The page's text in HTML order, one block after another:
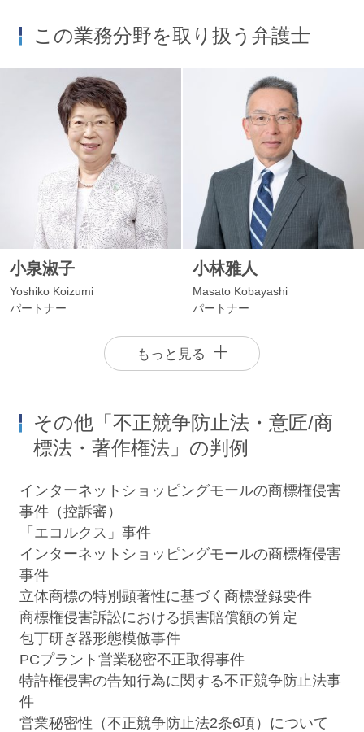
この業務分野を取り扱う弁護士
小泉淑子
Yoshiko Koizumi
パートナー
小林雅人
Masato Kobayashi
パートナー
東澤紀子
Noriko Higashizawa
パートナー
Yukihiro Fujimoto
もっと見る
その他「不正競争防止法・意匠/商
標法・著作権法」の判例
インターネットショッピングモールの商標権侵害
事件（控訴審）
「エコルクス」事件
インターネットショッピングモールの商標権侵害
事件
立体商標の特別顕著性に基づく商標登録要件
商標権侵害訴訟における損害賠償額の算定
包丁研ぎ器形態模倣事件
PCプラント営業秘密不正取得事件
特許権侵害の告知行為に関する不正競争防止法事
件
営業秘密性（不正競争防止法2条6項）について